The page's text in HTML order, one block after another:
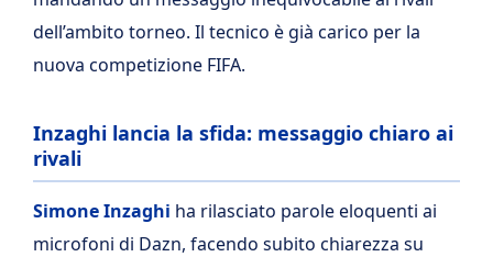
dell’ambito torneo. Il tecnico è già carico per la
nuova competizione FIFA.
Inzaghi lancia la sfida: messaggio chiaro ai
rivali
Simone Inzaghi ha rilasciato parole eloquenti ai
microfoni di Dazn, facendo subito chiarezza su